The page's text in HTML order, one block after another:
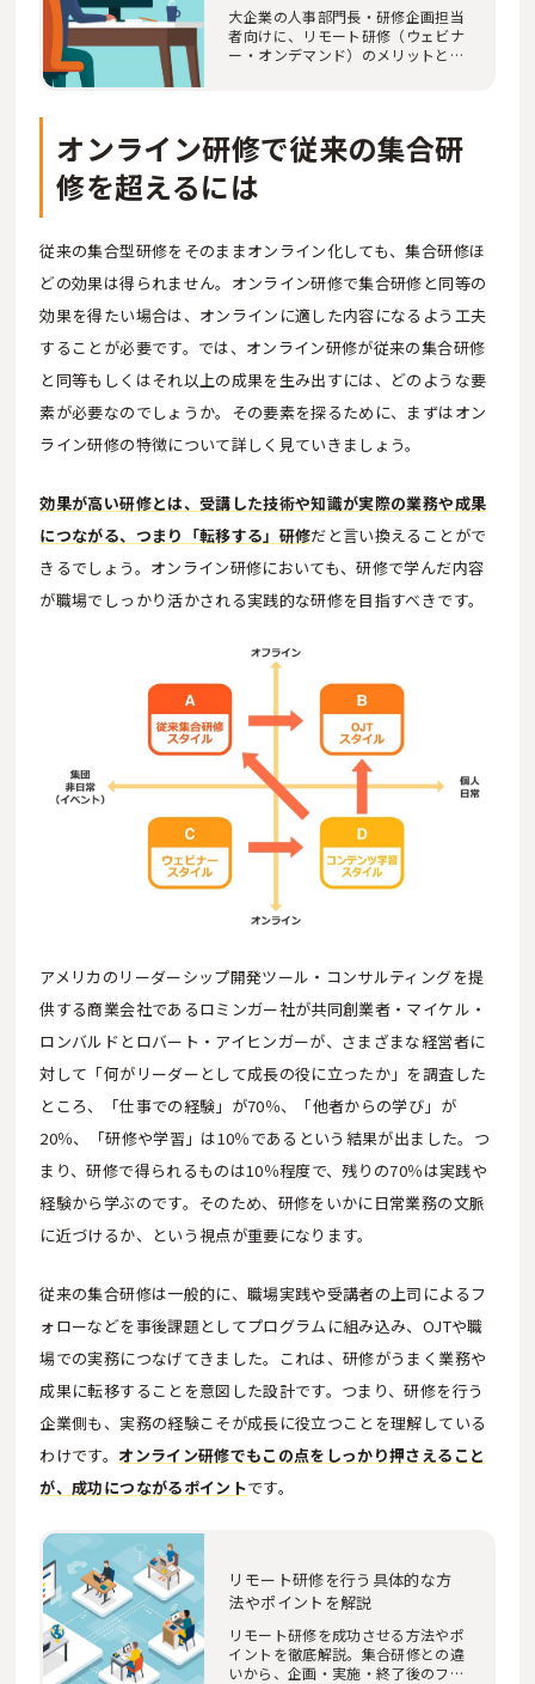
大企業の人事部門長・研修企画担当
者向けに、リモート研修（ウェビナ
ー・オンデマンド）のメリットとデ
オンライン研修で従来の集合研
修を超えるには
従来の集合型研修をそのままオンライン化しても、集合研修ほ
どの効果は得られません。オンライン研修で集合研修と同等の
効果を得たい場合は、オンラインに適した内容になるよう工夫
することが必要です。では、オンライン研修が従来の集合研修
と同等もしくはそれ以上の成果を生み出すには、どのような要
素が必要なのでしょうか。その要素を探るために、まずはオン
ライン研修の特徴について詳しく見ていきましょう。
効果が高い研修とは、受講した技術や知識が実際の業務や成果
につながる、つまり「転移する」研修だと言い換えることがで
きるでしょう。オンライン研修においても、研修で学んだ内容
が職場でしっかり活かされる実践的な研修を目指すべきです。
アメリカのリーダーシップ開発ツール・コンサルティングを提
供する商業会社であるロミンガー社が共同創業者・マイケル・
ロンバルドとロバート・アイヒンガーが、さまざまな経営者に
対して「何がリーダーとして成長の役に立ったか」を調査した
ところ、「仕事での経験」が70％、「他者からの学び」が
20％、「研修や学習」は10％であるという結果が出ました。つ
まり、研修で得られるものは10％程度で、残りの70％は実践や
経験から学ぶのです。そのため、研修をいかに日常業務の文脈
に近づけるか、という視点が重要になります。
従来の集合研修は一般的に、職場実践や受講者の上司によるフ
ォローなどを事後課題としてプログラムに組み込み、OJTや職
場での実務につなげてきました。これは、研修がうまく業務や
成果に転移することを意図した設計です。つまり、研修を行う
企業側も、実務の経験こそが成長に役立つことを理解している
わけです。 オンライン研修でもこの点をしっかり押さえること
が、成功につながるポイントです。
リモート研修を行う具体的な方
法やポイントを解説
リモート研修を成功させる方法やポ
イントを徹底解説。集合研修との違
いから、企画・実施・終了後のフェ